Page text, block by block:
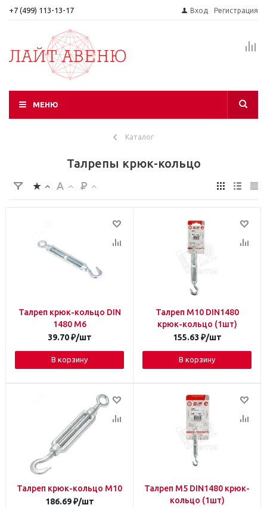
+7 (499) 113-13-17 Вход Регистрация
МЕНЮ
Каталог
Талрепы крюк-кольцо
Талреп крюк-кольцо DIN
1480 М6
39.70₽/шт
В корзину
Талреп М10 DIN1480
крюк-кольцо (1шт)
155.63 ₽/шт
В корзину
Талреп крюк-кольцо М10
186.69₽/шт
Талреп М5 DIN1480 крюк-
кольцо (1шт)